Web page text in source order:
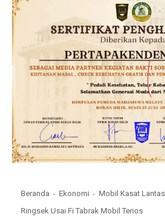
Beranda Ekonomi
Mobil Kasat
Ringsek Usai Fi Tabrak Mobil Terios